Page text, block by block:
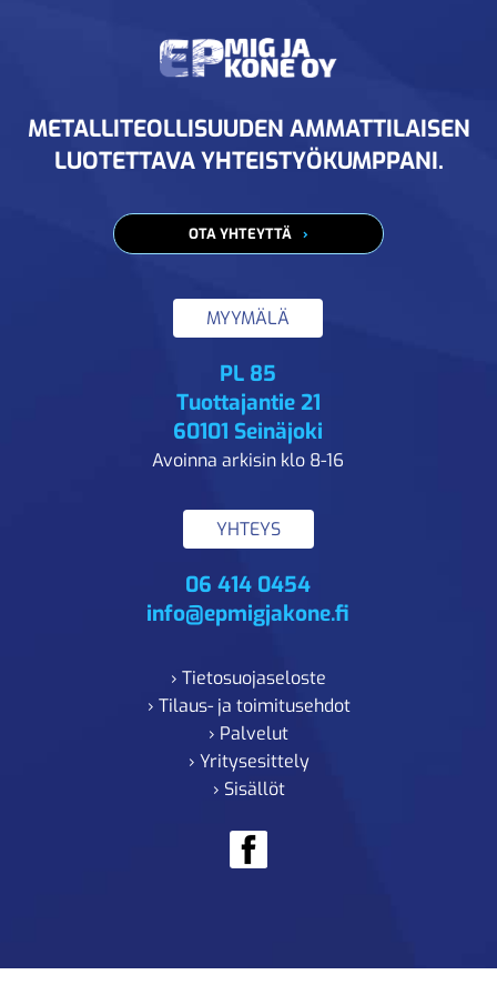
METALLITEOLLISUUDEN AMMATTILAISEN
LUOTETTAVA YHTEISTYÖKUMPPANI.
OTA YHTEYTTÄ
MYYMÄLÄ
PL 85
Tuottajantie 21
60101 Seinäjoki
Avoinna arkisin klo 8-16
YHTEYS
06 414 0454
info@epmigjakone.fi
› Tietosuojaseloste
› Tilaus- ja toimitusehdot
› Palvelut
› Yritysesittely
› Sisällöt